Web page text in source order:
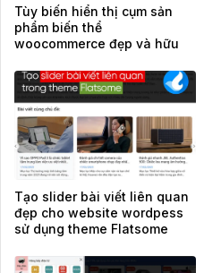
Tùy biến hiển thị cụm sản
phẩm biến thể
woocommerce đẹp và hữu
Tạo slider bài viết liên quan
đẹp cho website wordpess
sử dụng theme Flatsome